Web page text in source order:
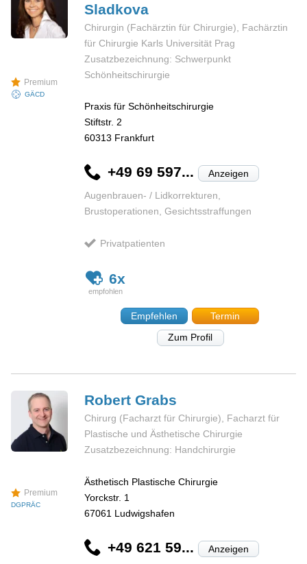
Premium
GÄCD
Sladkova
Chirurgin (Fachärztin für Chirurgie), Fachärztin
für Chirurgie Karls Universität Prag
Zusatzbezeichnung: Schwerpunkt
Schönheitschirurgie
Praxis für Schönheitschirurgie
Stiftstr. 2
60313 Frankfurt
+49 69 597... Anzeigen
Augenbrauen- / Lidkorrekturen,
Brustoperationen, Gesichtsstraffungen
Privatpatienten
6x
Empfehlen
Termin
Zum Profil
Premium
DGPRÄC
RobertGrabs
Chirurg (Facharzt für Chirurgie), Facharzt für
Plastische und Ästhetische Chirurgie
Zusatzbezeichnung: Handchirurgie
Ästhetisch Plastische Chirurgie
Yorckstr. 1
67061 Ludwigshafen
+49 621 59... Anzeigen